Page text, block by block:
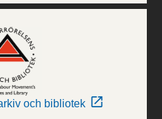
och bibliotek